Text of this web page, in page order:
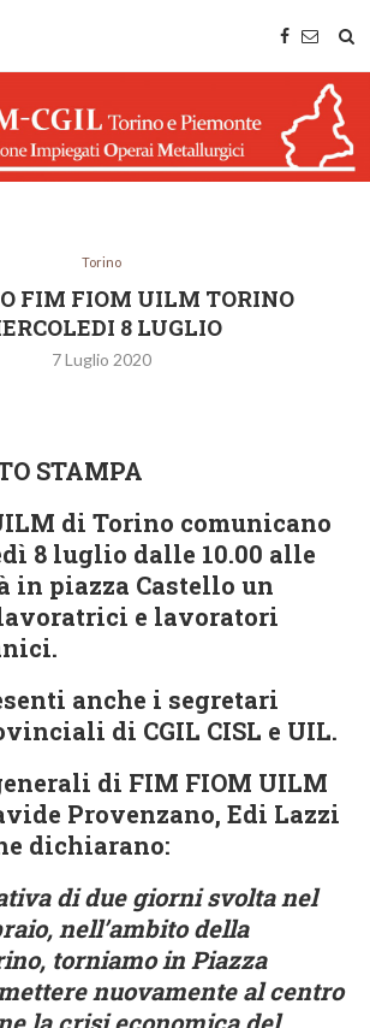
Torino
FIM FIOM UILM TORINO
8 LUGLIO
7 Luglio 2020
STAMPA
di Torino comunicano
8 luglio dalle 10.00 alle
in piazza Castello un
e lavoratori
anche i segretari
di CGIL CISL e UIL.
di FIM FIOM UILM
Provenzano, Edi Lazzi
dichiarano:
di due giorni svolta nel
nell’ambito della
torniamo in Piazza
nuovamente al centro
la crisi economica del